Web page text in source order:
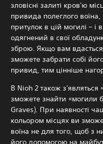
зловісні залиті кров'ю
привида полеглого
притулок в цій могилі – і
одягнений в свої
зброю. Якщо вам
зможете забрати собі
привид, тим цінніше
В Nioh 2 також
зможете знайти «могили
Graves). При наявності
кольором місцях ви
воїна не для того, щоб з